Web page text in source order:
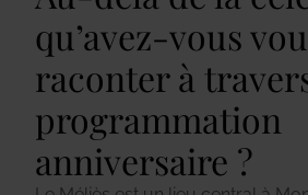
qu’avez-vous
raconter à
programmation
anniversaire ?